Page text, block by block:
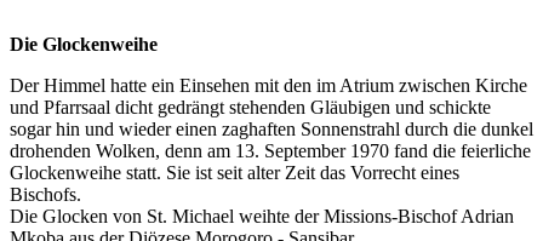
Die Glockenweihe
Der Himmel hatte ein Einsehen mit den im Atrium zwischen Kirche
und Pfarrsaal dicht gedrängt stehenden Gläubigen und schickte
sogar hin und wieder einen zaghaften Sonnenstrahl durch die dunkel
drohenden Wolken, denn am 13. September 1970 fand die feierliche
Glockenweihe statt. Sie ist seit alter Zeit das Vorrecht eines
Bischofs.
Die Glocken von St. Michael weihte der Missions-Bischof Adrian